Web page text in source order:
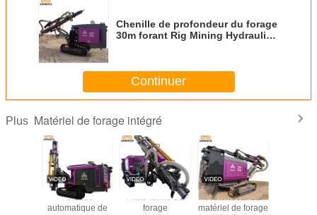
30m forant Rig Mining Hydraulic
DTH forant Rig Equipment
Continuer
Foreuse
automatique de
extraction de Rig
Plate-forme de
hydraulique de
Profondeur du
matériel de forage
intégrée par